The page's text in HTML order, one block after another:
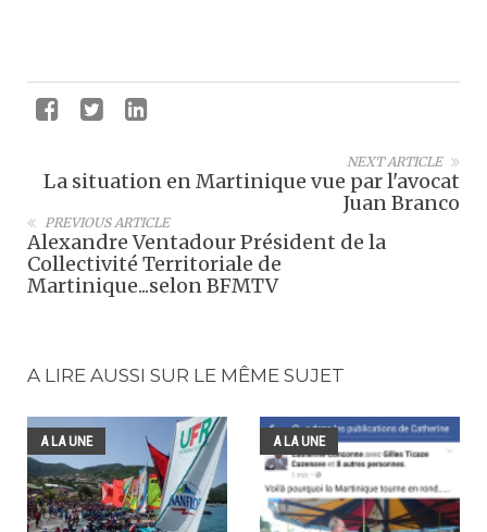
NEXT ARTICLE
La situation en Martinique vue par l'avocat
Juan Branco
PREVIOUS ARTICLE
Alexandre Ventadour Président de la
Collectivité Territoriale de
Martinique...selon BFMTV
A LIRE AUSSI SUR LE MÊME SUJET
A LA UNE A LA UNE